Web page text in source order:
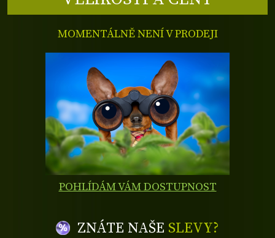
MOMENTÁLNĚ NENÍ V PRODEJI
POHLÍDÁM VÁM DOSTUPNOST
ZNÁTE NAŠE SLEVY?